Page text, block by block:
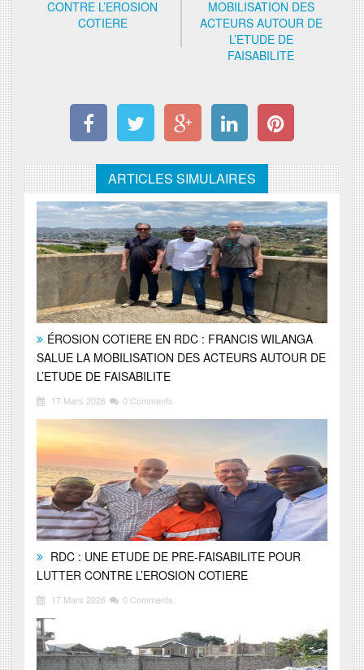
CONTRE L’EROSION
COTIERE
MOBILISATION DES
ACTEURS AUTOUR DE
L’ETUDE DE
FAISABILITE
ARTICLES SIMULAIRES
ÉROSION COTIERE EN RDC : FRANCIS WILANGA
SALUE LA MOBILISATION DES ACTEURS AUTOUR DE
L’ETUDE DE FAISABILITE
17 Mars 2026 0 Comments
RDC : UNE ETUDE DE PRE-FAISABILITE POUR
LUTTER CONTRE L’EROSION COTIERE
17 Mars 2026 0 Comments